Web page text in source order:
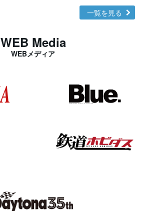
一覧を見る
WEB Media
WEBメディア